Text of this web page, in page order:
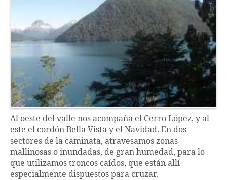
Al oeste del valle nos acompaña el Cerro López, y al
este el cordón Bella Vista y el Navidad. En dos
sectores de la caminata, atravesamos zonas
mallinosas o inundadas, de gran humedad, para lo
que utilizamos troncos caídos, que están allí
especialmente dispuestos para cruzar.